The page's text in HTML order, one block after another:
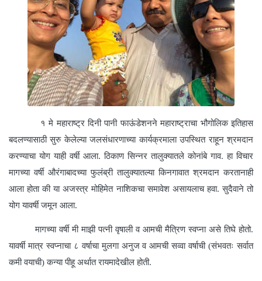
१ मे महाराष्ट्र दिनी पानी फाऊंडेशनने महाराष्ट्राचा भौगोलिक इतिहास
बदलण्यासाठी सुरु केलेल्या जलसंधारणाच्या कार्यक्रमाला उपस्थित राहून श्रमदान
करण्याचा योग याही वर्षी आला. ठिकाण सिन्नर तालुक्यातले कोनांबे गाव. हा विचार
मागच्या वर्षी औरंगाबादच्या फुलंब्री तालुक्यातल्या किनगावात श्रमदान करतानाही
आला होता की या अजस्त्र मोहिमेत नाशिकचा समावेश असायलाच हवा. सुदैवाने तो
योग यावर्षी जमून आला.
मागच्या वर्षी मी माझी पत्नी वृषाली व आमची मैत्रिण स्वप्ना असे तिघे होतो.
यावर्षी मात्र स्वप्नाचा ८ वर्षाचा मुलगा अनुज व आमची सव्वा वर्षाची (संभवतः सर्वात
कमी वयाची) कन्या पीहू अर्थात रायमादेखील होती.